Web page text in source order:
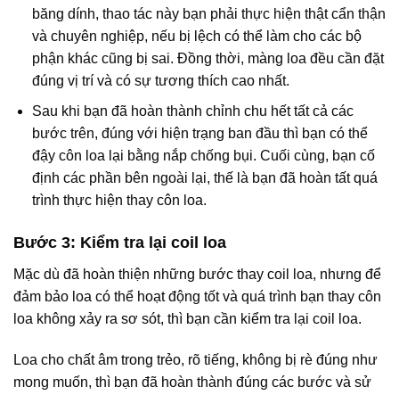
băng dính, thao tác này bạn phải thực hiện thật cẩn thận
và chuyên nghiệp, nếu bị lệch có thể làm cho các bộ
phận khác cũng bị sai. Đồng thời, màng loa đều cần đặt
đúng vị trí và có sự tương thích cao nhất.
Sau khi bạn đã hoàn thành chỉnh chu hết tất cả các
bước trên, đúng với hiện trạng ban đầu thì bạn có thể
đậy côn loa lại bằng nắp chống bụi. Cuối cùng, bạn cố
định các phần bên ngoài lại, thế là bạn đã hoàn tất quá
trình thực hiện thay côn loa.
Bước 3: Kiểm tra lại coil loa
Mặc dù đã hoàn thiện những bước thay coil loa, nhưng để
đảm bảo loa có thể hoạt động tốt và quá trình bạn thay côn
loa không xảy ra sơ sót, thì bạn cần kiểm tra lại coil loa.
Loa cho chất âm trong trẻo, rõ tiếng, không bị rè đúng như
mong muốn, thì bạn đã hoàn thành đúng các bước và sử